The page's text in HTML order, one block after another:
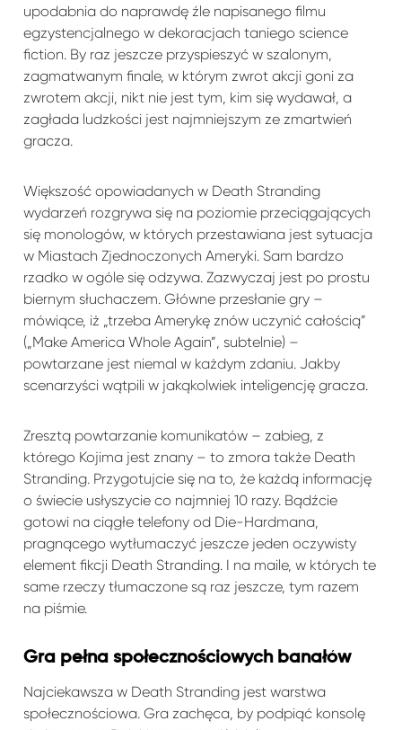
upodabnia do naprawdę źle napisanego filmu
egzystencjalnego w dekoracjach taniego science
fiction. By raz jeszcze przyspieszyć w szalonym,
zagmatwanym finale, w którym zwrot akcji goni za
zwrotem akcji, nikt nie jest tym, kim się wydawał, a
zagłada ludzkości jest najmniejszym ze zmartwień
gracza.
Większość opowiadanych w Death Stranding
wydarzeń rozgrywa się na poziomie przeciągających
się monologów, w których przestawiana jest sytuacja
w Miastach Zjednoczonych Ameryki. Sam bardzo
rzadko w ogóle się odzywa. Zazwyczaj jest po prostu
biernym słuchaczem. Główne przesłanie gry –
mówiące, iż „trzeba Amerykę znów uczynić całością”
(„Make America Whole Again”, subtelnie) –
powtarzane jest niemal w każdym zdaniu. Jakby
scenarzyści wątpili w jakąkolwiek inteligencję gracza.
Zresztą powtarzanie komunikatów – zabieg, z
którego Kojima jest znany – to zmora także Death
Stranding. Przygotujcie się na to, że każdą informację
o świecie usłyszycie co najmniej 10 razy. Bądźcie
gotowi na ciągłe telefony od Die-Hardmana,
pragnącego wytłumaczyć jeszcze jeden oczywisty
element fikcji Death Stranding. I na maile, w których te
same rzeczy tłumaczone są raz jeszcze, tym razem
na piśmie.
Gra pełna społecznościowych banałów
Najciekawsza w Death Stranding jest warstwa
społecznościowa. Gra zachęca, by podpiąć konsolę